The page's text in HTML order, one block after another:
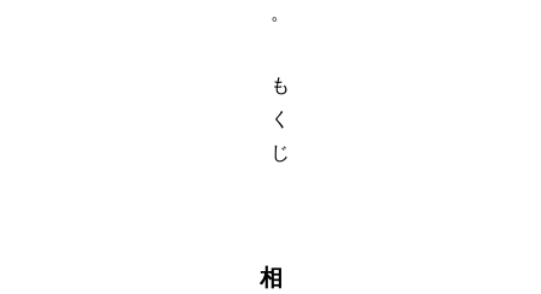
。
も
く
じ
相